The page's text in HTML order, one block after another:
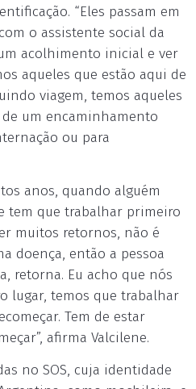
“Eles passam em
o assistente social da
acolhimento inicial e ver
aqueles que estão aqui de
viagem, temos aqueles
um encaminhamento
ou para
anos, quando alguém
tem que trabalhar primeiro
muitos retornos, não é
doença, então a pessoa
retorna. Eu acho que nós
lugar, temos que trabalhar
Tem de estar
afirma Valcilene.
no SOS, cuja identidade